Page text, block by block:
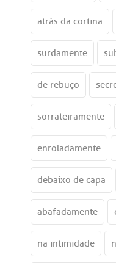
atrás da cortina
surdamente
de rebuço
sorrateiramente
enroladamente
debaixo de capa
abafadamente
na intimidade